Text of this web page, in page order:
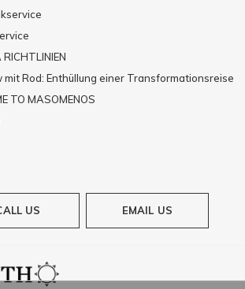
RICHTLINIEN
mit Rod: Enthüllung einer Transformationsreise
TO MASOMENOS
US EMAIL US